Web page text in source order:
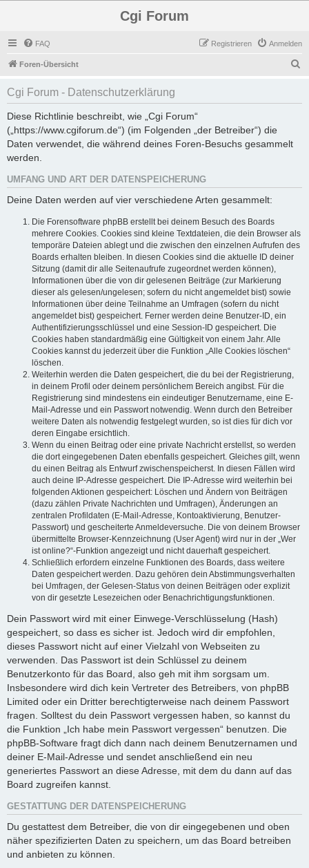
Cgi Forum
FAQ Anmelden
Registrieren
Foren-Übersicht
Cgi Forum - Datenschutzerklärung
Diese Richtlinie beschreibt, wie „Cgi Forum“
(„https://www.cgiforum.de“) (im Folgenden „der Betreiber“) die
Daten verwendet, die während deines Foren-Besuchs gesammelt
werden.
UMFANG UND ART DER DATENSPEICHERUNG
Deine Daten werden auf vier verschiedene Arten gesammelt:
Die Forensoftware phpBB erstellt bei deinem Besuch des Boards
mehrere Cookies. Cookies sind kleine Textdateien, die dein Browser als
temporäre Dateien ablegt und die zwischen den einzelnen Aufrufen des
Boards erhalten bleiben. In diesen Cookies sind die aktuelle ID deiner
Sitzung (damit dir alle Seitenaufrufe zugeordnet werden können),
Informationen über die von dir gelesenen Beiträge (zur Markierung
dieser als gelesen/ungelesen; sofern du nicht angemeldet bist) sowie
Informationen über deine Teilnahme an Umfragen (sofern du nicht
angemeldet bist) gespeichert. Ferner werden deine Benutzer-ID, ein
Authentifizierungsschlüssel und eine Session-ID gespeichert. Die
Cookies haben standardmäßig eine Gültigkeit von einem Jahr. Alle
Cookies kannst du jederzeit über die Funktion „Alle Cookies löschen“
löschen.
Weiterhin werden die Daten gespeichert, die du bei der Registrierung,
in deinem Profil oder deinem persönlichem Bereich angibst. Für die
Registrierung sind mindestens ein eindeutiger Benutzername, eine E-
Mail-Adresse und ein Passwort notwendig. Wenn durch den Betreiber
weitere Daten als notwendig festgelegt wurden, so ist dies für dich vor
deren Eingabe ersichtlich.
Wenn du einen Beitrag oder eine private Nachricht erstellst, so werden
die dort eingegebenen Daten ebenfalls gespeichert. Gleiches gilt, wenn
du einen Beitrag als Entwurf zwischenspeicherst. In diesen Fällen wird
auch deine IP-Adresse gespeichert. Die IP-Adresse wird weiterhin bei
folgenden Aktionen gespeichert: Löschen und Ändern von Beiträgen
(dazu zählen Private Nachrichten und Umfragen), Änderungen an
zentralen Profildaten (E-Mail-Adresse, Kontoaktivierung, Benutzer-
Passwort) und gescheiterte Anmeldeversuche. Die von deinem Browser
übermittelte Browser-Kennzeichnung (User Agent) wird nur in der „Wer
ist online?“-Funktion angezeigt und nicht dauerhaft gespeichert.
Schließlich erfordern einzelne Funktionen des Boards, dass weitere
Daten gespeichert werden. Dazu gehören dein Abstimmungsverhalten
bei Umfragen, der Gelesen-Status von deinen Beiträgen oder explizit
von dir gesetzte Lesezeichen oder Benachrichtigungsfunktionen.
Dein Passwort wird mit einer Einwege-Verschlüsselung (Hash)
gespeichert, so dass es sicher ist. Jedoch wird dir empfohlen,
dieses Passwort nicht auf einer Vielzahl von Webseiten zu
verwenden. Das Passwort ist dein Schlüssel zu deinem
Benutzerkonto für das Board, also geh mit ihm sorgsam um.
Insbesondere wird dich kein Vertreter des Betreibers, von phpBB
Limited oder ein Dritter berechtigterweise nach deinem Passwort
fragen. Solltest du dein Passwort vergessen haben, so kannst du
die Funktion „Ich habe mein Passwort vergessen“ benutzen. Die
phpBB-Software fragt dich dann nach deinem Benutzernamen und
deiner E-Mail-Adresse und sendet anschließend ein neu
generiertes Passwort an diese Adresse, mit dem du dann auf das
Board zugreifen kannst.
GESTATTUNG DER DATENSPEICHERUNG
Du gestattest dem Betreiber, die von dir eingegebenen und oben
näher spezifizierten Daten zu speichern, um das Board betreiben
und anbieten zu können.